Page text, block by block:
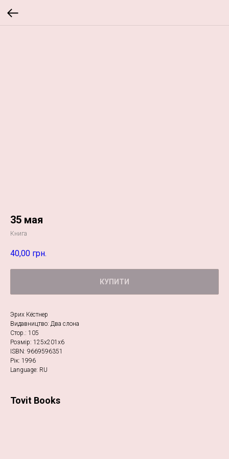
35 мая
Книга
40,00 грн.
КУПИТИ
Эрих Кёстнер
Видавництво: Два слона
Стор.: 105
Розмір: 125х201х6
ISBN: 9669596351
Рік: 1996
Language: RU
Tovit Books